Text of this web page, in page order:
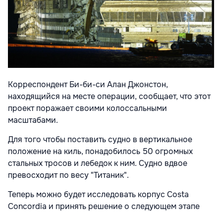
Корреспондент Би-би-си Алан Джонстон,
находящийся на месте операции, сообщает, что этот
проект поражает своими колоссальными
масштабами.
Для того чтобы поставить судно в вертикальное
положение на киль, понадобилось 50 огромных
стальных тросов и лебедок к ним. Судно вдвое
превосходит по весу "Титаник".
Теперь можно будет исследовать корпус Costa
Concordia и принять решение о следующем этапе